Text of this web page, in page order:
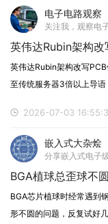
求，电压基准芯片通常设
电压基
电子电路观察
关注我，观察电
英伟达Rubin架构改写
至传统服务器3倍以上导
仅在芯片算力上实现飞跃
底改写了PCB的价值坐标
2026-07-03
嵌入式大杂烩
分享嵌入式电子
BGA植球总歪球不
BGA芯片植球时经常遇到
形不圆的问题，反复试好